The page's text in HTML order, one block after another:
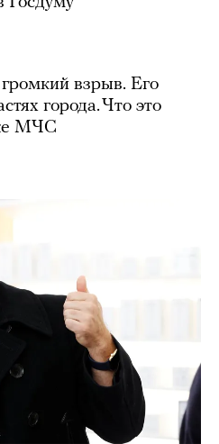
взрыв. Его
города. Что это
МЧС